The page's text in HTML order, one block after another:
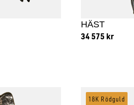
HÄST
34 575 kr
18K Rödguld